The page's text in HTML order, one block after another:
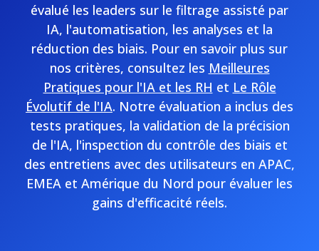
évalué les leaders sur le filtrage assisté par
IA, l'automatisation, les analyses et la
réduction des biais. Pour en savoir plus sur
nos critères, consultez les Meilleures
Pratiques pour l'IA et les RH et Le Rôle
Évolutif de l'IA. Notre évaluation a inclus des
tests pratiques, la validation de la précision
de l'IA, l'inspection du contrôle des biais et
des entretiens avec des utilisateurs en APAC,
EMEA et Amérique du Nord pour évaluer les
gains d'efficacité réels.